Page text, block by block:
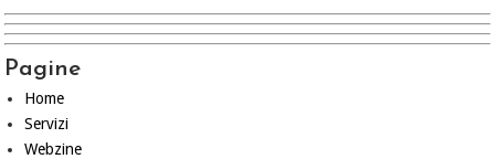
Pagine
Home
Servizi
Webzine